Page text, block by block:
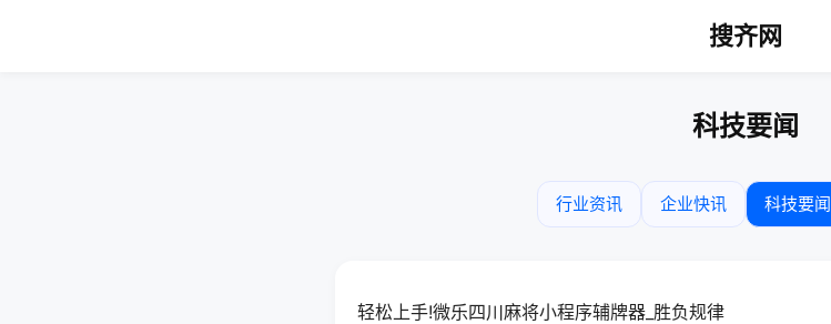
搜齐网
科技要闻
行业资讯 企业快讯 科技要闻
轻松上手!微乐四川麻将小程序辅牌器_胜负规律